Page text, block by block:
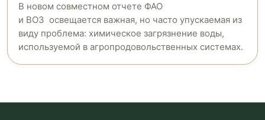
В новом совместном отчете ФАО
и ВОЗ освещается важная, но часто упускаемая из
виду проблема: химическое загрязнение воды,
используемой в агропродовольственных системах.